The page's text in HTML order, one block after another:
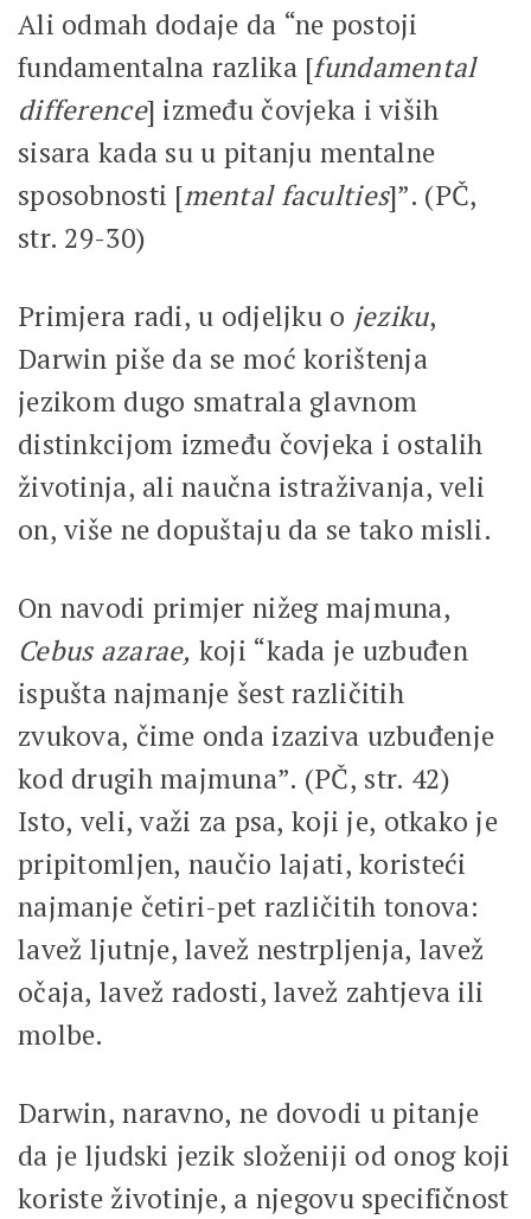
Ali odmah dodaje da “ne postoji
fundamentalna razlika [fundamental
difference] između čovjeka i viših
sisara kada su u pitanju mentalne
sposobnosti [mental faculties]”. (PČ,
str. 29-30)
Primjera radi, u odjeljku o jeziku,
Darwin piše da se moć korištenja
jezikom dugo smatrala glavnom
distinkcijom između čovjeka i ostalih
životinja, ali naučna istraživanja, veli
on, više ne dopuštaju da se tako misli.
On navodi primjer nižeg majmuna,
Cebus azarae, koji “kada je uzbuđen
ispušta najmanje šest različitih
zvukova, čime onda izaziva uzbuđenje
kod drugih majmuna”. (PČ, str. 42)
Isto, veli, važi za psa, koji je, otkako je
pripitomljen, naučio lajati, koristeći
najmanje četiri-pet različitih tonova:
lavež ljutnje, lavež nestrpljenja, lavež
očaja, lavež radosti, lavež zahtjeva ili
molbe.
Darwin, naravno, ne dovodi u pitanje
da je ljudski jezik složeniji od onog koji
koriste životinje, a njegovu specifičnost